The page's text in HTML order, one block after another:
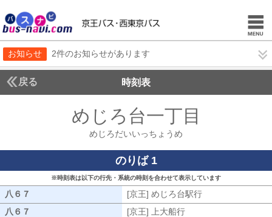
お知らせ 2件のお知らせがあります
戻る 時刻表
めじろ台一丁目
めじろだいいっちょうめ
のりば 1
※時刻表は以下の行先・系統の時刻を合わせて表示しています
八６７ [京王] めじろ台駅行
八６７
[京王] 上大船行